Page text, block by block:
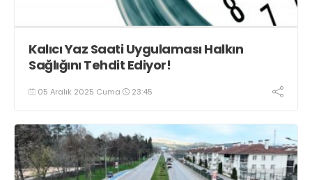
Kalıcı Yaz Saati Uygulaması Halkın
Sağlığını Tehdit Ediyor!
05 Aralık 2025 Cuma 23:45